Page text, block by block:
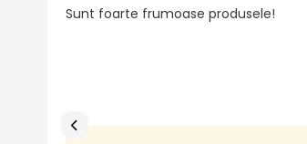
Sunt foarte frumoase produsele!